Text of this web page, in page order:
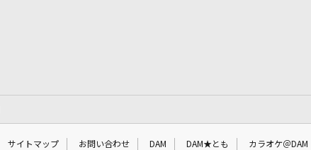
サイトマップ お問い合わせ DAM DAM★とも カラオケ＠DAM